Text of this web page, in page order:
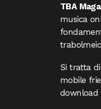
TBA
musica
Si tratta
mobile
download